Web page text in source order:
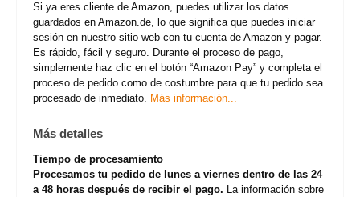
Si ya eres cliente de Amazon, puedes utilizar los datos
guardados en Amazon.de, lo que significa que puedes iniciar
sesión en nuestro sitio web con tu cuenta de Amazon y pagar.
Es rápido, fácil y seguro. Durante el proceso de pago,
simplemente haz clic en el botón “Amazon Pay” y completa el
proceso de pedido como de costumbre para que tu pedido sea
procesado de inmediato. Más información...
Más detalles
Tiempo de procesamiento
Procesamos tu pedido de lunes a viernes dentro de las 24
a 48 horas después de recibir el pago. La información sobre